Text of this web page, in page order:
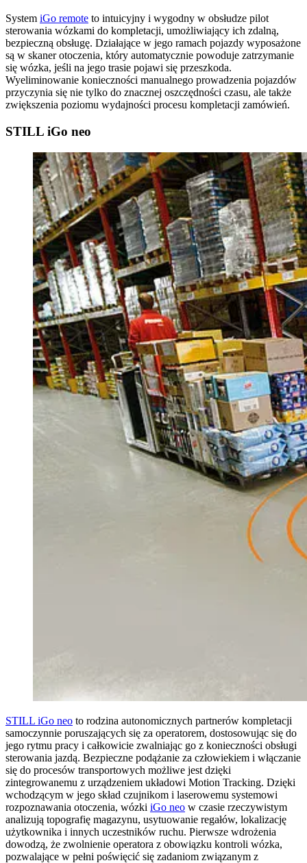
System iGo remote to intuicyjny i wygodny w obsłudze pilot
sterowania wózkami do kompletacji, umożliwiający ich zdalną,
bezpieczną obsługę. Działające w jego ramach pojazdy wyposażone
są w skaner otoczenia, który automatycznie powoduje zatrzymanie
się wózka, jeśli na jego trasie pojawi się przeszkoda.
Wyeliminowanie konieczności manualnego prowadzenia pojazdów
przyczynia się nie tylko do znacznej oszczędności czasu, ale także
zwiększenia poziomu wydajności procesu kompletacji zamówień.
STILL iGo neo
STILL iGo neo to rodzina autonomicznych partnerów kompletacji
samoczynnie poruszających się za operatorem, dostosowując się do
jego rytmu pracy i całkowicie zwalniając go z konieczności obsługi
sterowania jazdą. Bezpieczne podążanie za człowiekiem i włączanie
się do procesów transportowych możliwe jest dzięki
zintegrowanemu z urządzeniem układowi Motion Tracking. Dzięki
wchodzącym w jego skład czujnikom i laserowemu systemowi
rozpoznawania otoczenia, wózki iGo neo w czasie rzeczywistym
analizują topografię magazynu, usytuowanie regałów, lokalizację
użytkownika i innych uczestników ruchu. Pierwsze wdrożenia
dowodzą, że zwolnienie operatora z obowiązku kontroli wózka,
pozwalające w pełni poświęcić się zadaniom związanym z